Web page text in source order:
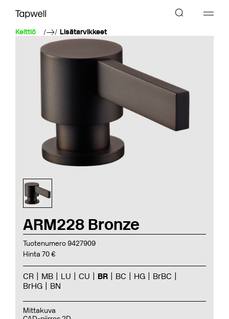
Keittiö Lisätarvikkeet
ARM228 Bronze
Tuotenumero 9427909
Hinta 70 €
CR MB LU CU BR BC HG
BrBC
BrHG
BN
Mittakuva